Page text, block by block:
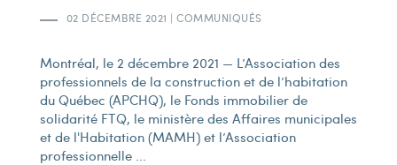
02 DÉCEMBRE 2021 | COMMUNIQUÉS
Montréal, le 2 décembre 2021 — L’Association des
professionnels de la construction et de l’habitation
du Québec (APCHQ), le Fonds immobilier de
solidarité FTQ, le ministère des Affaires municipales
et de l'Habitation (MAMH) et l’Association
professionnelle ...